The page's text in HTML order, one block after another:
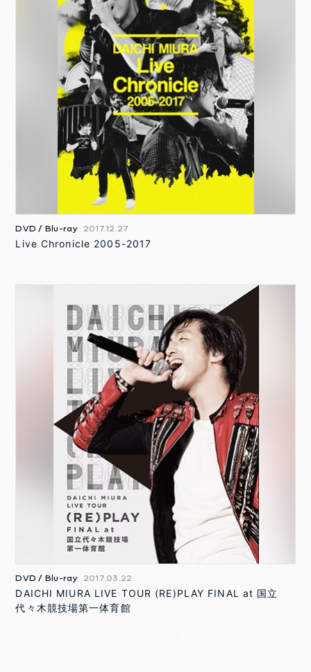
DVD / Blu-ray 2017.12.27
Live Chronicle 2005-2017
DVD / Blu-ray 2017.03.22
DAICHI MIURA LIVE TOUR (RE)PLAY FINAL at 国立
代々木競技場第一体育館